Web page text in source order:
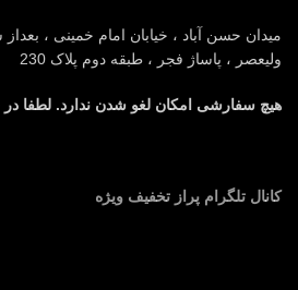
میدان حسن آباد ، خیابان امام خمینی ،
ولیعصر ، پاساژ فجر ، طبقه دوم پلاک 230
هیچ سفارشی امکان لغو شدن ندارد. لطفا در
کانال تلگرام پراز تخفیف ویژه